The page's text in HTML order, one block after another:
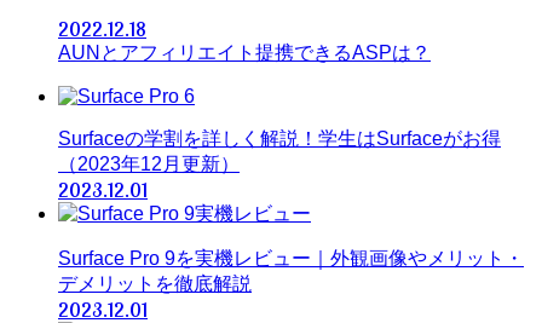
2022.12.18
AUNとアフィリエイト提携できるASPは？
Surfaceの学割を詳しく解説！学生はSurfaceがお得
（2023年12月更新）
2023.12.01
Surface Pro 9を実機レビュー｜外観画像やメリット・
デメリットを徹底解説
2023.12.01